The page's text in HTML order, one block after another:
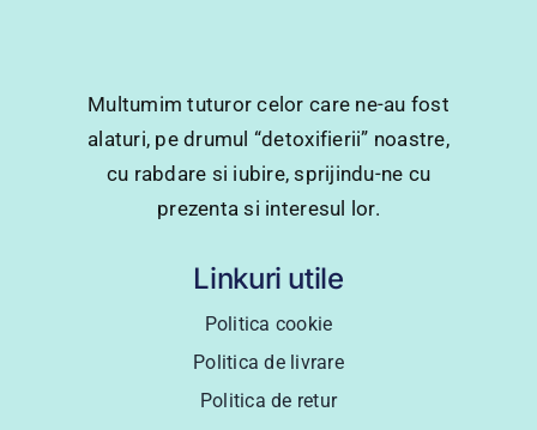
Multumim tuturor celor care ne-au fost
alaturi, pe drumul “detoxifierii” noastre,
cu rabdare si iubire, sprijindu-ne cu
prezenta si interesul lor.
Linkuri utile
Politica cookie
Politica de livrare
Politica de retur